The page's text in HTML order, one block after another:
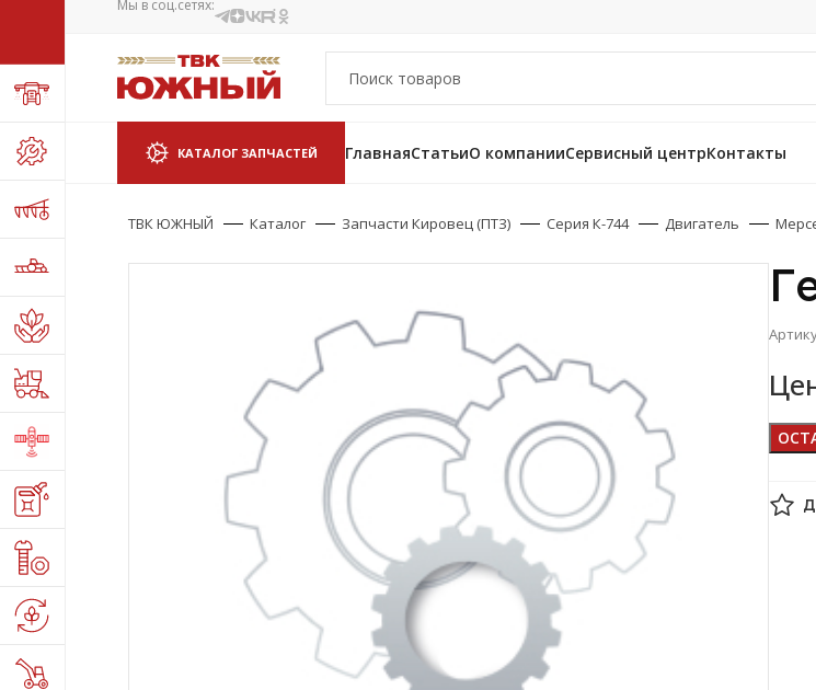
Мы в соц.сетях:
КАТАЛОГ ЗАПЧАСТЕЙ ГлавнаяСтатьиО компанииСервисный центрКонтакты
ТВК ЮЖНЫЙ Каталог Запчасти Кировец (ПТЗ) Серия К-744 Двигатель